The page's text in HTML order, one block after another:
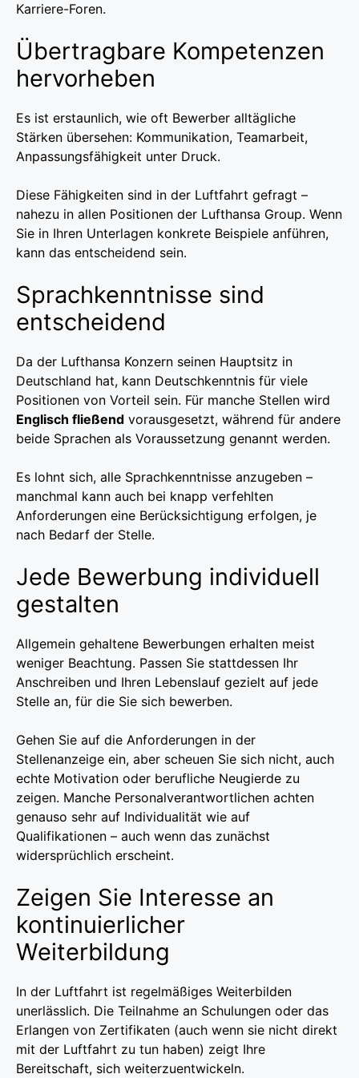
Karriere-Foren.
Übertragbare Kompetenzen
hervorheben
Es ist erstaunlich, wie oft Bewerber alltägliche
Stärken übersehen: Kommunikation, Teamarbeit,
Anpassungsfähigkeit unter Druck.
Diese Fähigkeiten sind in der Luftfahrt gefragt –
nahezu in allen Positionen der Lufthansa Group. Wenn
Sie in Ihren Unterlagen konkrete Beispiele anführen,
kann das entscheidend sein.
Sprachkenntnisse sind
entscheidend
Da der Lufthansa Konzern seinen Hauptsitz in
Deutschland hat, kann Deutschkenntnis für viele
Positionen von Vorteil sein. Für manche Stellen wird
Englisch fließend vorausgesetzt, während für andere
beide Sprachen als Voraussetzung genannt werden.
Es lohnt sich, alle Sprachkenntnisse anzugeben –
manchmal kann auch bei knapp verfehlten
Anforderungen eine Berücksichtigung erfolgen, je
nach Bedarf der Stelle.
Jede Bewerbung individuell
gestalten
Allgemein gehaltene Bewerbungen erhalten meist
weniger Beachtung. Passen Sie stattdessen Ihr
Anschreiben und Ihren Lebenslauf gezielt auf jede
Stelle an, für die Sie sich bewerben.
Gehen Sie auf die Anforderungen in der
Stellenanzeige ein, aber scheuen Sie sich nicht, auch
echte Motivation oder berufliche Neugierde zu
zeigen. Manche Personalverantwortlichen achten
genauso sehr auf Individualität wie auf
Qualifikationen – auch wenn das zunächst
widersprüchlich erscheint.
Zeigen Sie Interesse an
kontinuierlicher
Weiterbildung
In der Luftfahrt ist regelmäßiges Weiterbilden
unerlässlich. Die Teilnahme an Schulungen oder das
Erlangen von Zertifikaten (auch wenn sie nicht direkt
mit der Luftfahrt zu tun haben) zeigt Ihre
Bereitschaft, sich weiterzuentwickeln.